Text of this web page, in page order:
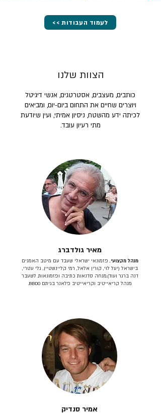
<< לעמוד העבודות
הצוות שלנו
כותבים, מעצבים, אסטרטגים, אנשי דיגיטל
ויוצרים שחיים את התחום ביום-יום, ומביאים
לכיתה ידע מהשטח, ניסיון אמיתי, ועין שיודעת
מתי רעיון עובד.
מאיר גולדברג
מנהל מקצועי, פזמונאי ישראלי שעבד עם מיטב האמנים
בישראל (יעל לוי, קורין אלאל, רמי קליינשטיין, גלי עטרי,
דנה ברגר ועוד).מנחה סדנאות כתיבה ופזמונאות. לשעבר
מנהל קריאייטיב וקריאייטיב פלאנר בגיתם BBDO.
אמיר סנדיק